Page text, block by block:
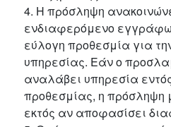
4. Η πρόσληψη
ενδιαφερόμενο
εύλογη προθεσμία για
υπηρεσίας. Εάν ο
αναλάβει υπηρεσία
προθεσμίας, η πρόσληψη
εκτός αν αποφασίσει